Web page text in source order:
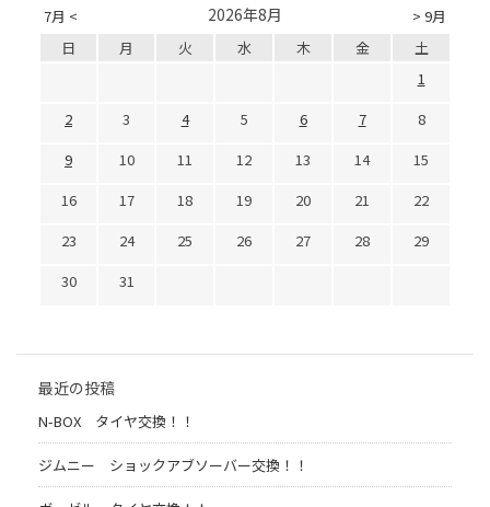
7月 < > 9月
2026年8月
日 月 火 水 木 金
土
1
2
3 4 5 6 7
8
9
10 11 12 13 14
15
16
17 18 19 20 21
22
23
24 25 26 27 28
29
30
31
最近の投稿
N-BOX タイヤ交換！！
ジムニー ショックアブソーバー交換！！